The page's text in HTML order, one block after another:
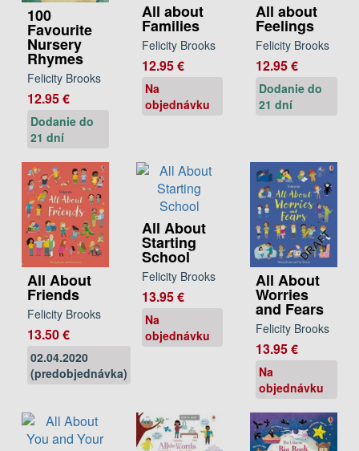
100
Favourite
Nursery
Rhymes
Felicity Brooks
12.95 €
Dodanie do
21 dní
All about
Families
Felicity Brooks
12.95 €
Na
objednávku
All about
Feelings
Felicity Brooks
12.95 €
Dodanie do
21 dní
All About
Friends
Felicity Brooks
13.50 €
02.04.2020
(predobjednávka)
All About
Starting
School
Felicity Brooks
13.95 €
Na
objednávku
All About
Worries
and Fears
Felicity Brooks
13.95 €
Na
objednávku